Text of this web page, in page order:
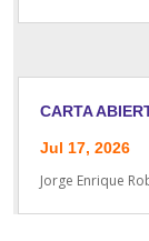
CARTA
Jul 17, 2026
Jorge Enrique